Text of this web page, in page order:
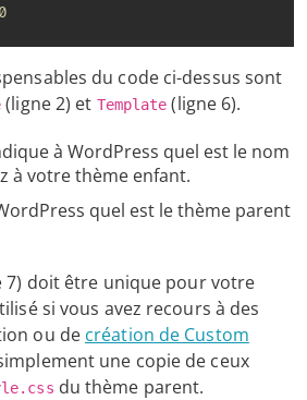
du code ci-dessus sont
(ligne 2) et Template (ligne 6).
à WordPress quel est le nom
à votre thème enfant.
quel est le thème parent
7) doit être unique pour votre
si vous avez recours à des
ou de création de Custom
une copie de ceux
du thème parent.